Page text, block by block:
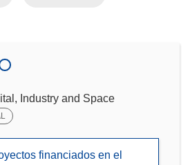
Industry and Space
financiados en el